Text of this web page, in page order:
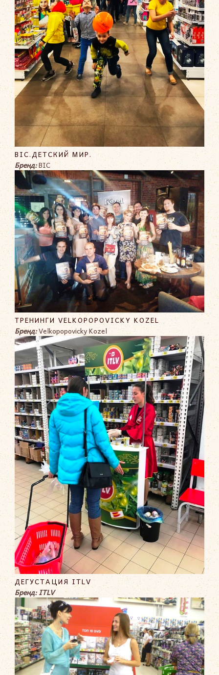
BIC.ДЕТСКИЙ МИР.
Бренд:BIC
ТРЕНИНГИ VELKOPOPOVICKY KOZEL
Бренд:Velkopopovicky Kozel
ДЕГУСТАЦИЯ ITLV
Бренд: ITLV